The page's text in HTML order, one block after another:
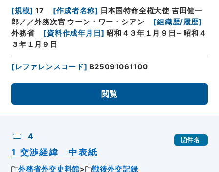
[規模] 17 [作成者名称] 日本国特命全権大使 吉田健一
郎／／外務次官 ウーン・ワー・シアン
[組織歴/履歴]
外務省
[資料作成年月日 ] 昭和４３年１月９日～昭和４
３年１月９日
[レファレンスコード] B25091061100
閲覧
4 件名
1 交渉経緯 中表紙
外務省外交史料館
戦後外交記録